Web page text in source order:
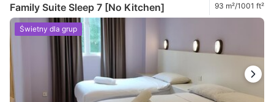
Family Suite Sleep 7 [No Kitchen] 93 m²/1001 ft²
Świetny dla grup